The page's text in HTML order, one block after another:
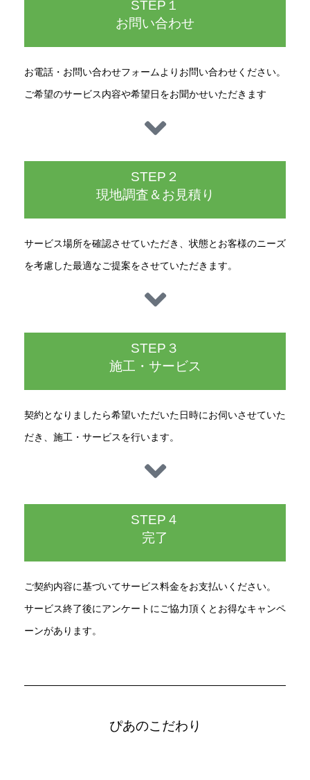
STEP１
お問い合わせ
お電話・お問い合わせフォームよりお問い合わせください。
ご希望のサービス内容や希望日をお聞かせいただきます
STEP２
現地調査＆お見積り
サービス場所を確認させていただき、状態とお客様のニーズ
を考慮した最適なご提案をさせていただきます。
STEP３
施工・サービス
契約となりましたら希望いただいた日時にお伺いさせていた
だき、施工・サービスを行います。
STEP４
完了
ご契約内容に基づいてサービス料金をお支払いください。
サービス終了後にアンケートにご協力頂くとお得なキャンペ
ーンがあります。
ぴあのこだわり